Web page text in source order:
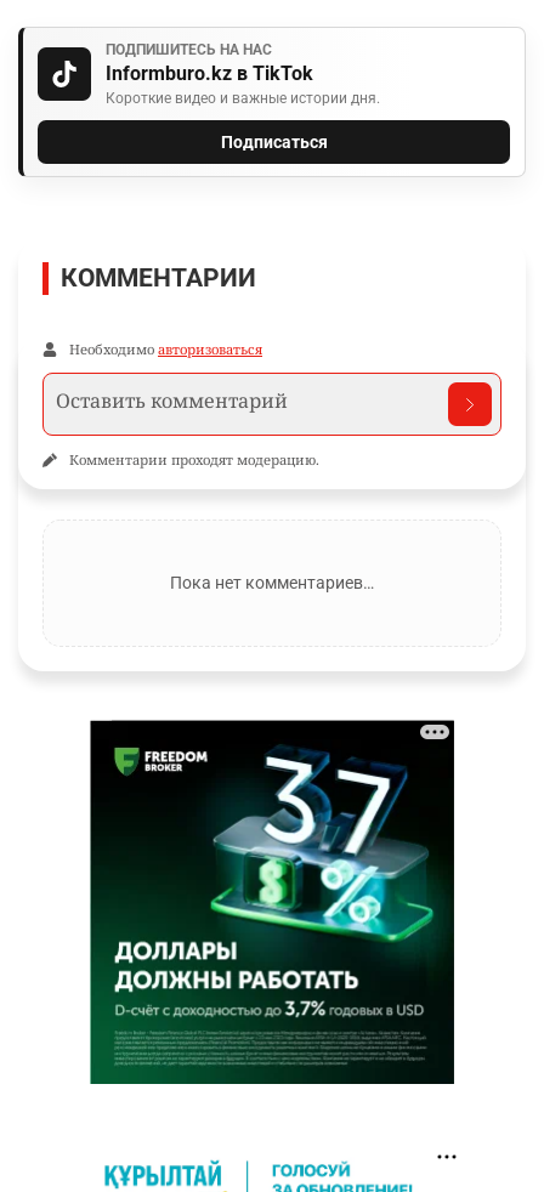
ПОДПИШИТЕСЬ НА НАС
Informburo.kz в TikTok
Короткие видео и важные истории дня.
Подписаться
КОММЕНТАРИИ
Необходимо авторизоваться
Комментарии проходят модерацию.
Пока нет комментариев…